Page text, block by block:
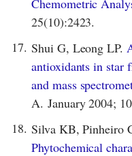
25(10):2423.
17. Shui G, Leong LP.
antioxidants in star
and mass
A. January 2004;
18. Silva KB, Pinheiro
Phytochemical